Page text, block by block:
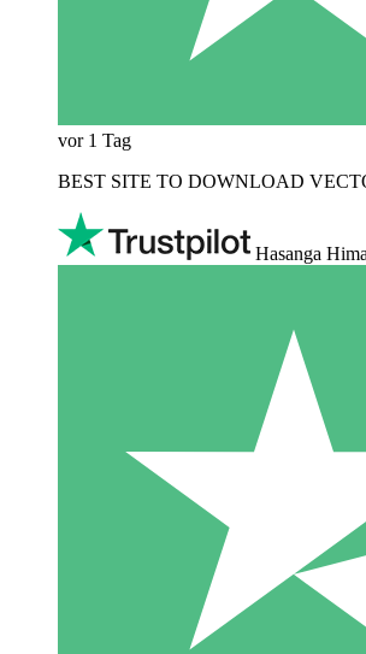
vor 1 Tag
BEST SITE TO DOWNLOAD
Hasanga